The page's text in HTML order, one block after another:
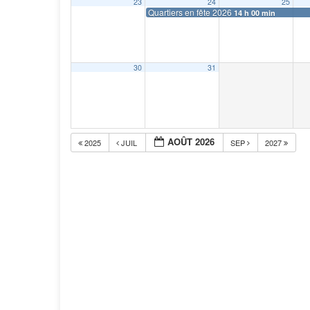
Quartiers en fête 2026 14 h 00 min
30 31
2025 JUIL AOÛT 2026 SEP 2027